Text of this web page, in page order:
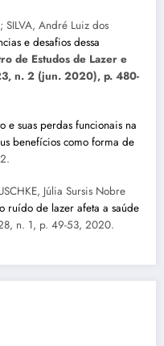
SILVA, André Luiz dos
e desafios dessa
de Estudos de Lazer e
n. 2 (jun. 2020), p. 480-
e suas perdas funcionais na
benefícios como forma de
Júlia Sursis Nobre
ruído de lazer afeta a saúde
n. 1, p. 49-53, 2020.